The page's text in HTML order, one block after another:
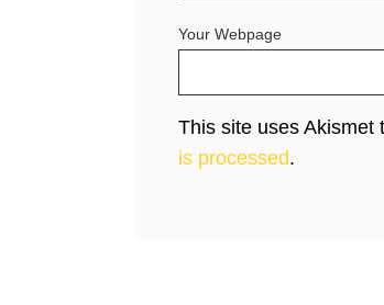
Your Webpage
This site uses Akismet
is processed.